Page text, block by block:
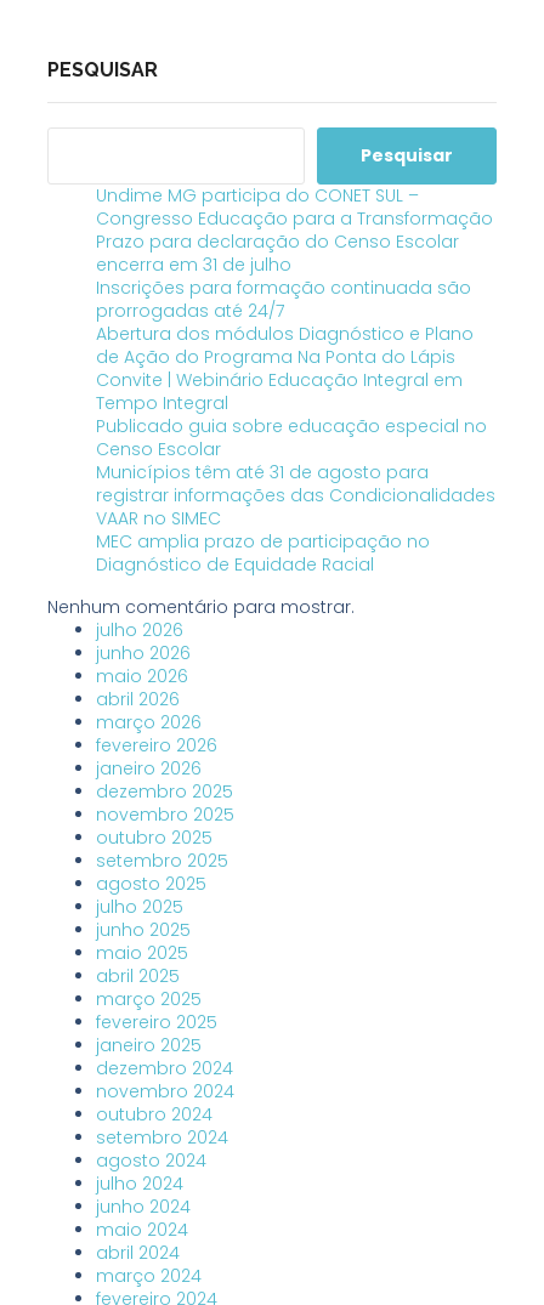
PESQUISAR
Pesquisar
Undime MG participa do CONET SUL –
Congresso Educação para a Transformação
Prazo para declaração do Censo Escolar
encerra em 31 de julho
Inscrições para formação continuada são
prorrogadas até 24/7
Abertura dos módulos Diagnóstico e Plano
de Ação do Programa Na Ponta do Lápis
Convite | Webinário Educação Integral em
Tempo Integral
Publicado guia sobre educação especial no
Censo Escolar
Municípios têm até 31 de agosto para
registrar informações das Condicionalidades
VAAR no SIMEC
MEC amplia prazo de participação no
Diagnóstico de Equidade Racial
Nenhum comentário para mostrar.
julho 2026
junho 2026
maio 2026
abril 2026
março 2026
fevereiro 2026
janeiro 2026
dezembro 2025
novembro 2025
outubro 2025
setembro 2025
agosto 2025
julho 2025
junho 2025
maio 2025
abril 2025
março 2025
fevereiro 2025
janeiro 2025
dezembro 2024
novembro 2024
outubro 2024
setembro 2024
agosto 2024
julho 2024
junho 2024
maio 2024
abril 2024
março 2024
fevereiro 2024